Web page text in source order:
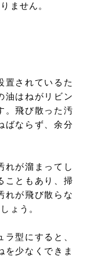
ません。
置されているた
油はねがリビン
。飛び散った汚
ばならず、余分
れが溜まってし
こともあり、掃
れが飛び散らな
ょう。
型にすると、
を少なくできま